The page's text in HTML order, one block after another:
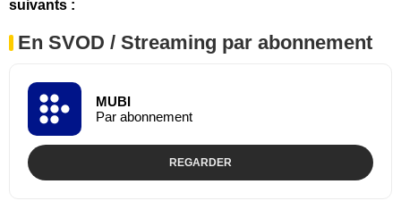
suivants :
En SVOD / Streaming par abonnement
MUBI
Par abonnement
REGARDER